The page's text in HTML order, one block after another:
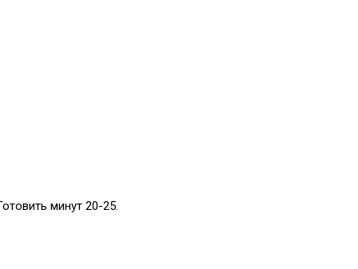
минут 20-25.